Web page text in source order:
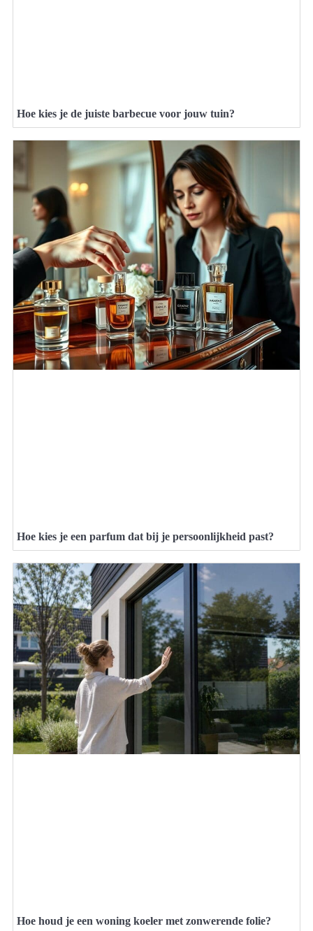
Hoe kies je de juiste barbecue voor jouw tuin?
Hoe kies je een parfum dat bij je persoonlijkheid past?
Hoe houd je een woning koeler met zonwerende folie?